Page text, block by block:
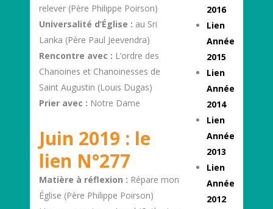
2016
Lien
Année
2015
Lien
Année
2014
Lien
Année
2013
Lien
Année
2012
relever (Père Philippe Poirson)
Universalité d’Église : au Sri
Lanka (Père Paul Jeevendra)
Rencontre avec : L’ordre des
Chanoines et Chanoinesses de
Saint Augustin (Louis Dugas)
Prier avec : Notre Dame
Juin 2019 : le
lien N°277
Matière à réflexion : Répare mon
Église (Père Philippe Poirson)